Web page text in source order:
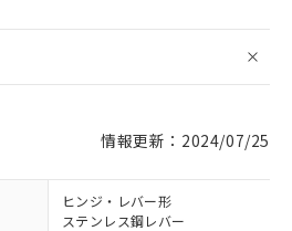
情報更新：2024/07/25
ヒンジ・レバー形
ステンレス鋼レバー